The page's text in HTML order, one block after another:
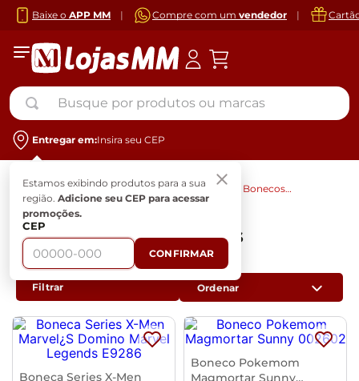
Baixe o APP MM | Compre com um vendedor |
Busque por produtos ou marcas
Entregar em:Insira seu CEP
Estamos exibindo produtos para a sua
região. Adicione seu CEP para acessar
promoções.
CEP
CONFIRMAR
Brinquedos
Bonecos e
Bonecas
Bonecos
Bonecos Colecionáveis
24
Filtrar
Boneca Series X-Men
Boneco Pokemom
Magmortar Sunny